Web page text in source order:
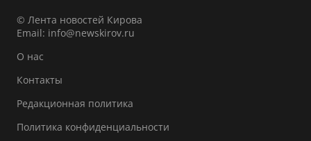
© Лента новостей Кирова
Email: info@newskirov.ru
О нас
Контакты
Редакционная политика
Политика конфиденциальности